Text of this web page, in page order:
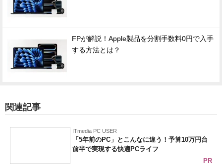
FPが解説！Apple製品を分割手数料0円で入手
する方法とは？
関連記事
ITmedia PC USER
「5年前のPC」とこんなに違う！予算10万円台
前半で実現する快適PCライフ
PR